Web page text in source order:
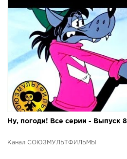
Ну, погоди! Все серии - Выпуск 8
Канал СОЮЗМУЛЬТФИЛЬМЫ